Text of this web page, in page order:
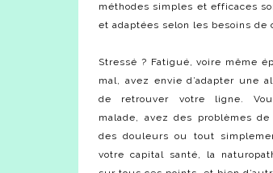
méthodes simples et efficaces
et adaptées selon les besoins de
Stressé ? Fatigué, voire même
mal, avez envie d’adapter une
de retrouver votre ligne.
malade, avez des problèmes
des douleurs ou tout
votre capital santé, la